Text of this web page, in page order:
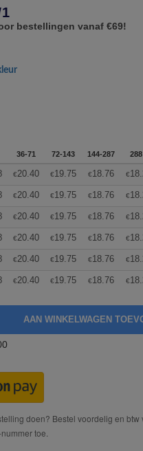
bestellingen vanaf €69!
36-71 72-143 144-287
€20.40 €19.75 €18.76 €
€20.40 €19.75 €18.76 €
€20.40 €19.75 €18.76 €
€20.40 €19.75 €18.76 €
€20.40 €19.75 €18.76 €
€20.40 €19.75 €18.76 €
doen? Bestel voordelig en
toe.